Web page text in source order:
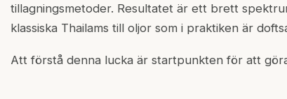
tillagningsmetoder. Resultatet är ett brett
klassiska Thailams till oljor som i praktiken är
Att förstå denna lucka är startpunkten för att